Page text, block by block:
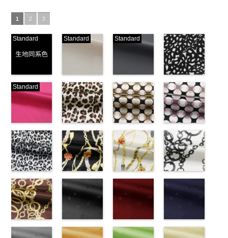
1 2 3
(-/TK)
http://www.anys.co.jp/wp-
content/uploads/2013/04/jpg
ステル100％
CHARALIST、
d.、
DOLCELABY、
JEANNE、
LUNAMARY、
LUNAMARY
ラージサイ
Macolina、
Standard
(221/OT)
http://www.anys.co.jp/wp-
content/uploads/2013/04/221.jpg
221 ベージュ
ステル100％
CHARALIST、
d.、
DOLCELABY、
JEANNE、
LUNAMARY、
LUNAMARY
ラージサイ
Macolina、
Standard
(19/OT)
http://www.anys.co.jp/wp-
content/uploads/2013/02/19.jpg
19 ブラック
ステル100％
CHARALIST、
d.、
DOLCELABY、
JEANNE、
LUNAMARY、
LUNAMARY
ラージサイ
Macolina、
Standard
ワイト模様
(KKP3601-
24-C)
http://
24-c.jpg
KKP3601-24-
C ブラック×
ホワイト
テル100％
DOLCELABY、
FairyRose
(777/OT)
http://www.anys.co.jp/wp-
content/uploads/2013/08/777.jpg
777 ピンク
ステル100％
CHARALIST、
d.、
DOLCELABY、
JEANNE、
Standard
ブラウン
(KKP1092-
55-B/UN)
http://www.anys.co.jp/wp-
55-b.jpg
KKP1092-55-
ブラウン
レオパード柄
100％
柄ベージュ
(KKP1092-
93-C/UN)
http://www.anys.co.jp/wp-
93-c.jpg
KKP1092-93-
ベージュ
幾何学ドット
テル100％
柄ピンク
(KKP1092-
93-D/UN)
http://
93-d.jpg
KKP1092-93-
ピンク
100％
グレー
(KKP1092-
55-C/UN)
http://www.anys.co.jp/wp-
55-c.jpg
ト柄ブラック
(KKP1092-
137-D/UN)
http://www.anys.co.jp/wp-
137-d.jpg
ト柄ホワイト
(KKP1092-
137-A/UN)
http://www.anys.co.jp/wp-
137-a.jpg
ワイト
(KKP2090-
145-A/UN)
145-a.jpg
ラウン
(AK203-
(AK203-
(AK203-